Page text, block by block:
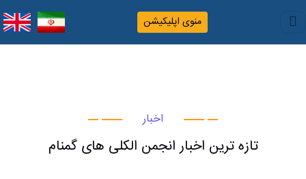
منوی اپلیکیشن
اخبار
تازه ترین اخبار انجمن الکلی های گمنام